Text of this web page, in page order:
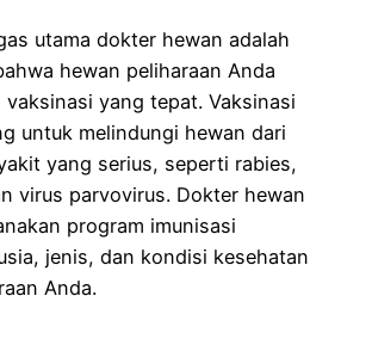
utama dokter hewan adalah
hewan peliharaan Anda
vaksinasi yang tepat. Vaksinasi
untuk melindungi hewan dari
yang serius, seperti rabies,
virus parvovirus. Dokter hewan
program imunisasi
jenis, dan kondisi kesehatan
Anda.